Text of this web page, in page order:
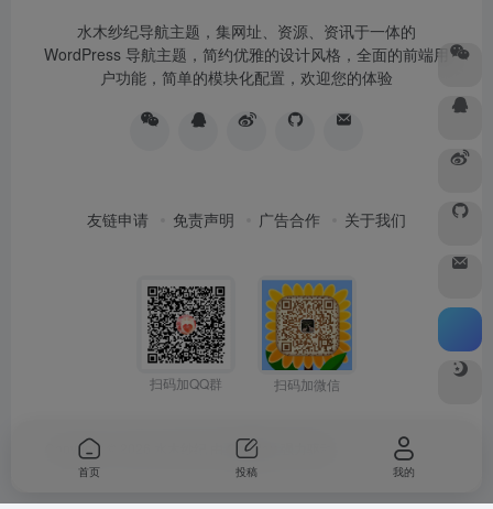
水木纱纪导航主题，集网址、资源、资讯于一体的
WordPress 导航主题，简约优雅的设计风格，全面的前端用
户功能，简单的模块化配置，欢迎您的体验
友链申请 免责声明 广告合作 关于我们
扫码加QQ群 扫码加微信
Copyright © 2026 OneNav
首页 投稿 我的